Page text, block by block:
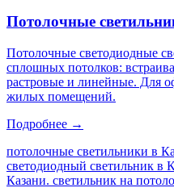
Потолочные
Потолочные светодиодные
сплошных потолков:
растровые и линейные. Для
жилых помещений.
Подробнее →
потолочные светильники в
светодиодный светильник в
Казани. светильник на